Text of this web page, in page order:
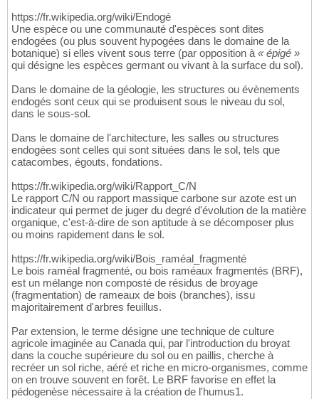
https://fr.wikipedia.org/wiki/Endogé
Une espèce ou une communauté d'espèces sont dites
endogées (ou plus souvent hypogées dans le domaine de la
botanique) si elles vivent sous terre (par opposition à « épigé »
qui désigne les espèces germant ou vivant à la surface du sol).
Dans le domaine de la géologie, les structures ou évènements
endogés sont ceux qui se produisent sous le niveau du sol,
dans le sous-sol.
Dans le domaine de l'architecture, les salles ou structures
endogées sont celles qui sont situées dans le sol, tels que
catacombes, égouts, fondations.
https://fr.wikipedia.org/wiki/Rapport_C/N
Le rapport C/N ou rapport massique carbone sur azote est un
indicateur qui permet de juger du degré d'évolution de la matière
organique, c'est-à-dire de son aptitude à se décomposer plus
ou moins rapidement dans le sol.
https://fr.wikipedia.org/wiki/Bois_raméal_fragmenté
Le bois raméal fragmenté, ou bois raméaux fragmentés (BRF),
est un mélange non composté de résidus de broyage
(fragmentation) de rameaux de bois (branches), issu
majoritairement d'arbres feuillus.
Par extension, le terme désigne une technique de culture
agricole imaginée au Canada qui, par l'introduction du broyat
dans la couche supérieure du sol ou en paillis, cherche à
recréer un sol riche, aéré et riche en micro-organismes, comme
on en trouve souvent en forêt. Le BRF favorise en effet la
pédogenèse nécessaire à la création de l'humus1.